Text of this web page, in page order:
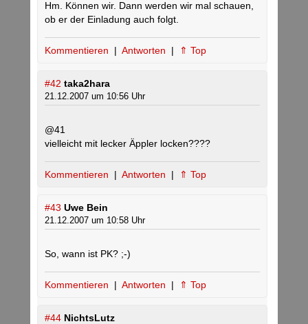
Hm. Können wir. Dann werden wir mal schauen,
ob er der Einladung auch folgt.
Kommentieren | Antworten | ⇑ Top
#42 taka2hara
21.12.2007 um 10:56 Uhr
@41
vielleicht mit lecker Äppler locken????
Kommentieren | Antworten | ⇑ Top
#43 Uwe Bein
21.12.2007 um 10:58 Uhr
So, wann ist PK? ;-)
Kommentieren | Antworten | ⇑ Top
#44 NichtsLutz